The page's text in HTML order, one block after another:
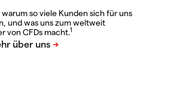
warum so viele Kunden sich für uns
und was uns zum weltweit
von CFDs macht.1